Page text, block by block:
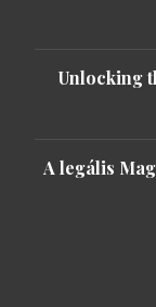
Unlocking
A legális